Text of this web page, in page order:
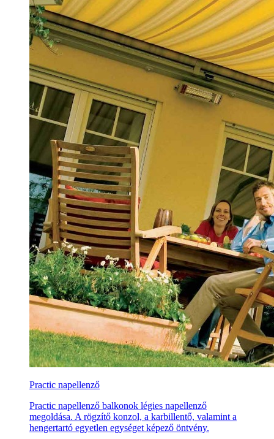
Practic napellenző
Practic napellenző balkonok légies napellenző
megoldása. A rögzítő konzol, a karbillentő, valamint a
hengertartó egyetlen egységet képező öntvény.